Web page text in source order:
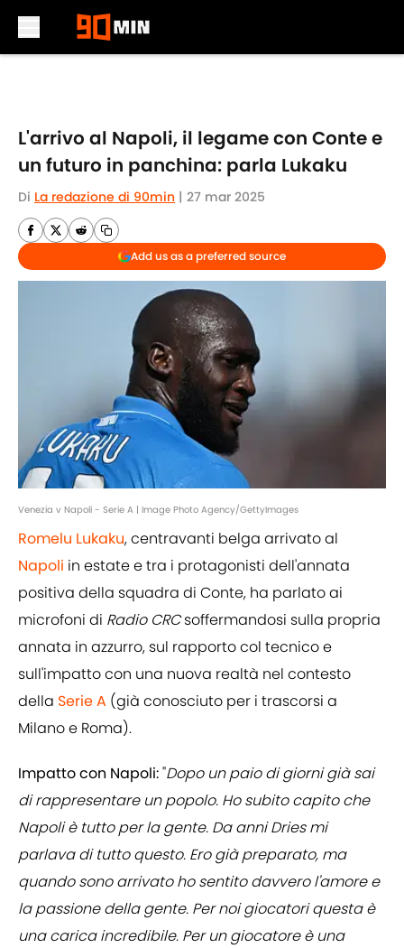
L'arrivo al Napoli, il legame con Conte e
un futuro in panchina: parla Lukaku
Di La redazione di 90min | 27 mar 2025
Add us as a preferred source
Venezia v Napoli - Serie A | Image Photo Agency/GettyImages
Romelu Lukaku, centravanti belga arrivato al
Napoli in estate e tra i protagonisti dell'annata
positiva della squadra di Conte, ha parlato ai
microfoni di Radio CRCsoffermandosi sulla propria
annata in azzurro, sul rapporto col tecnico e
sull'impatto con una nuova realtà nel contesto
della Serie A (già conosciuto per i trascorsi a
Milano e Roma).
Impatto con Napoli:"Dopo un paio di giorni già sai
di rappresentare un popolo. Ho subito capito che
Napoli è tutto per la gente. Da anni Dries mi
parlava di tutto questo. Ero già preparato, ma
quando sono arrivato ho sentito davvero l'amore e
la passione della gente. Per noi giocatori questa è
una carica incredibile. Per un giocatore è una